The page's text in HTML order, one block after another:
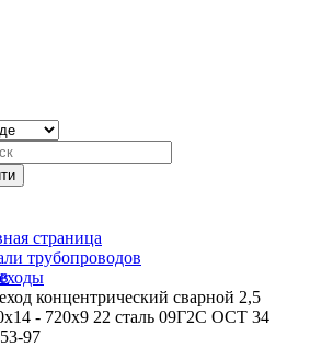
страница
трубопроводов
концентрический сварной 2,5
- 720х9 22 сталь 09Г2С ОСТ 34
97